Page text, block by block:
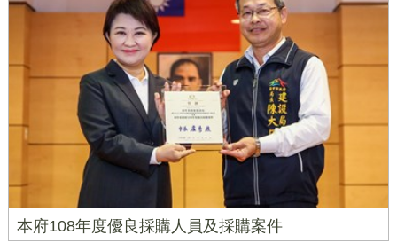
本府108年度優良採購人員及採購案件